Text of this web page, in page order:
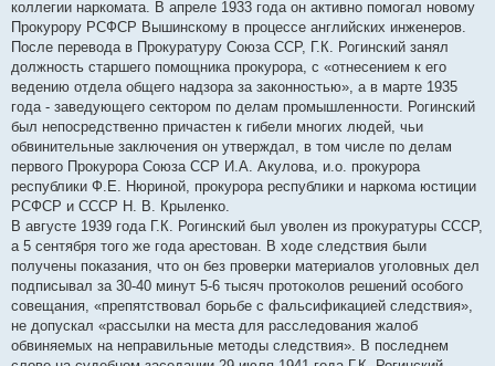
коллегии наркомата. В апреле 1933 года он активно помогал новому
Прокурору РСФСР Вышинскому в процессе английских инженеров.
После перевода в Прокуратуру Союза ССР, Г.К. Рогинский занял
должность старшего помощника прокурора, с «отнесением к его
ведению отдела общего надзора за законностью», а в марте 1935
года - заведующего сектором по делам промышленности. Рогинский
был непосредственно причастен к гибели многих людей, чьи
обвинительные заключения он утверждал, в том числе по делам
первого Прокурора Союза ССР И.А. Акулова, и.о. прокурора
республики Ф.Е. Нюриной, прокурора республики и наркома юстиции
РСФСР и СССР Н. В. Крыленко.
В августе 1939 года Г.К. Рогинский был уволен из прокуратуры СССР,
а 5 сентября того же года арестован. В ходе следствия были
получены показания, что он без проверки материалов уголовных дел
подписывал за 30-40 минут 5-6 тысяч протоколов решений особого
совещания, «препятствовал борьбе с фальсификацией следствия»,
не допускал «рассылки на места для расследования жалоб
обвиняемых на неправильные методы следствия». В последнем